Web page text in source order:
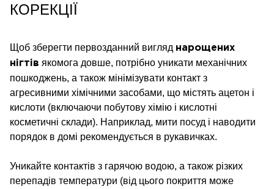
КОРЕКЦІЇ
Щоб зберегти первозданний вигляд нарощених
нігтів якомога довше, потрібно уникати механічних
пошкоджень, а також мінімізувати контакт з
агресивними хімічними засобами, що містять ацетон і
кислоти (включаючи побутову хімію і кислотні
косметичні склади). Наприклад, мити посуд і наводити
порядок в домі рекомендується в рукавичках.
Уникайте контактів з гарячою водою, а також різких
перепадів температури (від цього покриття може